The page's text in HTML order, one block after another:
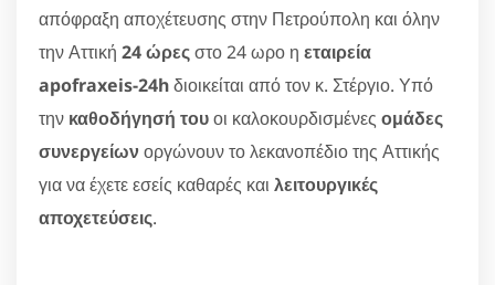
απόφραξη αποχέτευσης στην Πετρούπολη και όλην
την Αττική 24 ώρεςστο 24 ωρο η εταιρεία
apofraxeis-24hδιοικείται από τον κ. Στέργιο. Υπό
την καθοδήγησή τουοι καλοκουρδισμένες ομάδες
συνεργείωνοργώνουν το λεκανοπέδιο της Αττικής
για να έχετε εσείς καθαρές και λειτουργικές
αποχετεύσεις.